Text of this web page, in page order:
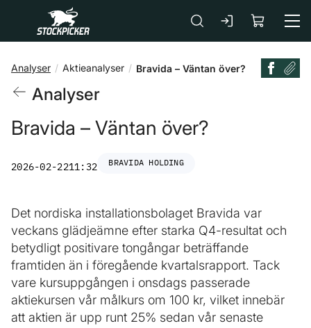
Gå till huvudinnehåll
Analyser Aktieanalyser Bravida – Väntan över?
Analyser
Bravida – Väntan över?
2026-02-2211:32 BRAVIDA HOLDING
Det nordiska installationsbolaget Bravida var
veckans glädjeämne efter starka Q4-resultat och
betydligt positivare tongångar beträffande
framtiden än i föregående kvartalsrapport. Tack
vare kursuppgången i onsdags passerade
aktiekursen vår målkurs om 100 kr, vilket innebär
att aktien är upp runt 25% sedan vår senaste